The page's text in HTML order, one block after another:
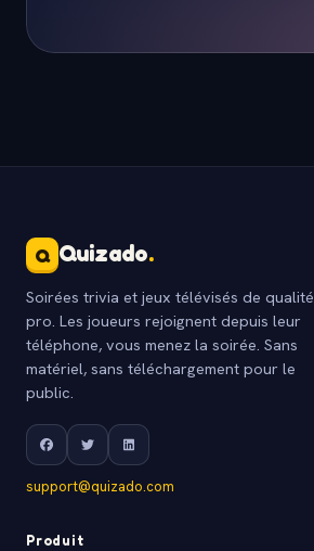
Q Quizado.
Soirées trivia et jeux télévisés de qualité
pro. Les joueurs rejoignent depuis leur
téléphone, vous menez la soirée. Sans
matériel, sans téléchargement pour le
public.
support@quizado.com
Produit